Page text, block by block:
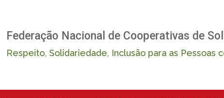
Federação Nacional de Cooperativas de
Respeito, Solidariedade, Inclusão para as Pessoas